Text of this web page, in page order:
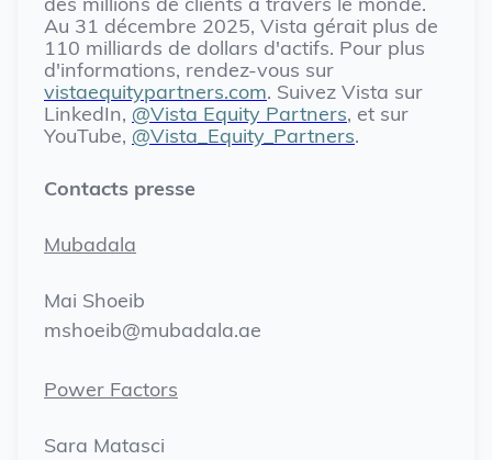
des millions de clients à travers le monde.
Au 31 décembre 2025, Vista gérait plus de
110 milliards de dollars d'actifs. Pour plus
d'informations, rendez-vous sur
vistaequitypartners.com. Suivez Vista sur
LinkedIn, @Vista Equity Partners, et sur
YouTube, @Vista_Equity_Partners.
Contacts presse
Mubadala
Mai Shoeib
mshoeib@mubadala.ae
Power Factors
Sara Matasci